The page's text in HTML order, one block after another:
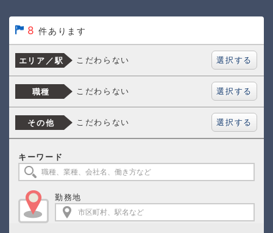
8 件あります
エリア／駅 こだわらない 選択する
職種 こだわらない 選択する
その他 こだわらない 選択する
キーワード
勤務地